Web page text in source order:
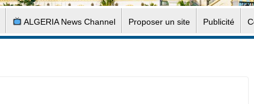
ALGERIA News Channel Proposer un site Publicité